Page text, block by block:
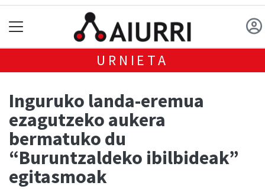
URNIETA
Inguruko landa-eremua
ezagutzeko aukera
bermatuko du
“Buruntzaldeko ibilbideak”
egitasmoak